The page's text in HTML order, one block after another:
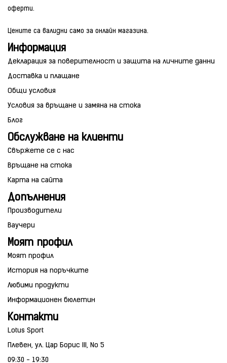
оферти.
Цените са валидни само за онлайн магазина.
Информация
Декларация за поверителност и защита на личните данни
Доставка и плащане
Общи условия
Условия за връщане и замяна на стока
Блог
Обслужване на клиенти
Свържете се с нас
Връщане на стока
Карта на сайта
Допълнения
Производители
Ваучери
Моят профил
Моят профил
История на поръчките
Любими продукти
Информационен бюлетин
Контакти
Lotus Sport
Плевен, ул. Цар Борис III, No 5
09:30 - 19:30